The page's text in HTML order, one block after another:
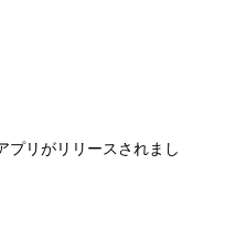
プリがリリースされまし